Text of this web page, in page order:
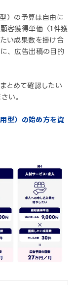
）の予算は自由に
客獲得単価（1件獲
い成果数を掛け合
、広告出稿の目的
とめて確認したい
い。
型）の始め方を資